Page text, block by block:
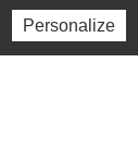
Personalize